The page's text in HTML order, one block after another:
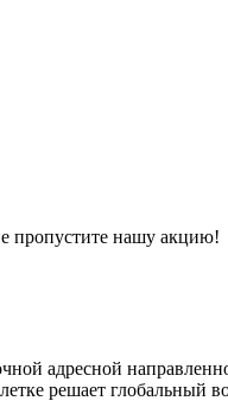
пропустите нашу акцию!
адресной
решает глобальный